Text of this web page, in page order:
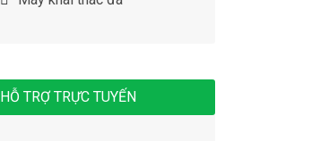
HỖ TRỢ TRỰC TUYẾN